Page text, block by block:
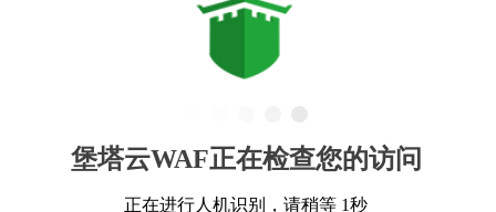
堡塔云WAF正在检查您的访问
正在进行人机识别，请稍等 1秒